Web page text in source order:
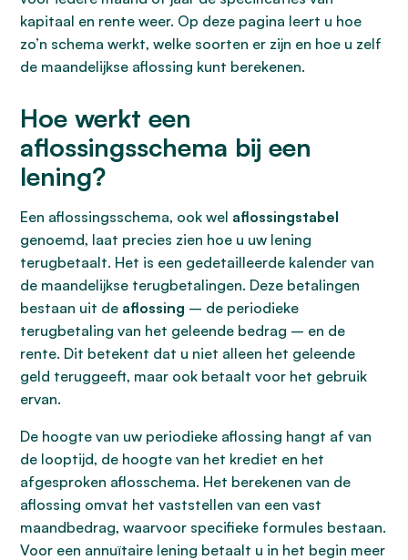
kapitaal en rente weer. Op deze pagina leert u hoe
zo’n schema werkt, welke soorten er zijn en hoe u zelf
de maandelijkse aflossing kunt berekenen.
Hoe werkt een
aflossingsschema bij een
lening?
Een aflossingsschema, ook wel aflossingstabel
genoemd, laat precies zien hoe u uw lening
terugbetaalt. Het is een gedetailleerde kalender van
de maandelijkse terugbetalingen. Deze betalingen
bestaan uit de aflossing – de periodieke
terugbetaling van het geleende bedrag – en de
rente. Dit betekent dat u niet alleen het geleende
geld teruggeeft, maar ook betaalt voor het gebruik
ervan.
De hoogte van uw periodieke aflossing hangt af van
de looptijd, de hoogte van het krediet en het
afgesproken aflosschema. Het berekenen van de
aflossing omvat het vaststellen van een vast
maandbedrag, waarvoor specifieke formules bestaan.
Voor een annuïtaire lening betaalt u in het begin meer